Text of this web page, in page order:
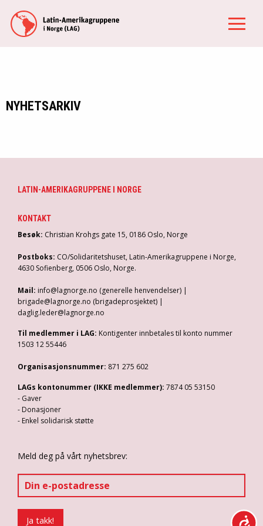
NYHETSARKIV
LATIN-AMERIKAGRUPPENE I NORGE
KONTAKT
Besøk: Christian Krohgs gate 15, 0186 Oslo, Norge
Postboks: CO/Solidaritetshuset, Latin-Amerikagruppene i Norge,
4630 Sofienberg, 0506 Oslo, Norge.
Mail: info@lagnorge.no (generelle henvendelser) |
brigade@lagnorge.no (brigadeprosjektet) |
daglig.leder@lagnorge.no
Til medlemmer i LAG: Kontigenter innbetales til konto nummer
1503 12 55446
Organisasjonsnummer: 871 275 602
LAGs kontonummer (IKKE medlemmer): 7874 05 53150
- Gaver
- Donasjoner
- Enkel solidarisk støtte
Meld deg på vårt nyhetsbrev: